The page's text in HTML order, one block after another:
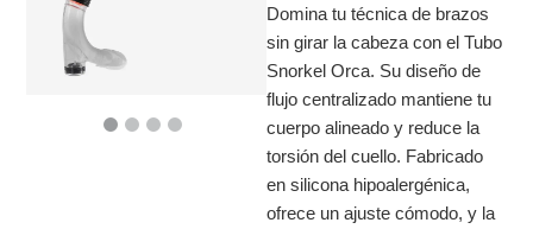
Domina tu técnica de brazos
sin girar la cabeza con el Tubo
Snorkel Orca. Su diseño de
flujo centralizado mantiene tu
cuerpo alineado y reduce la
torsión del cuello. Fabricado
en silicona hipoalergénica,
ofrece un ajuste cómodo, y la